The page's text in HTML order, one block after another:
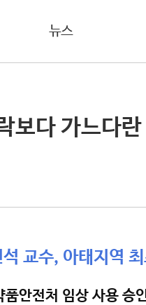
뉴스
보다 가느다
교수, 아태지역
품안전처 임상 사용 승